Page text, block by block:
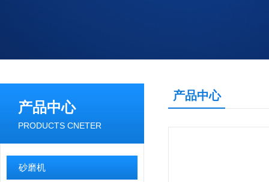
产品中心
PRODUCTS CNETER
砂磨机
产品中心